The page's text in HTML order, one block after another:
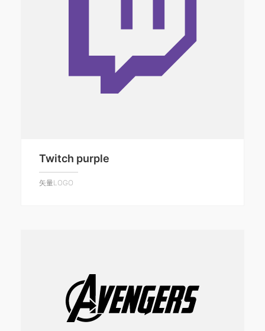
Twitch purple
矢量LOGO